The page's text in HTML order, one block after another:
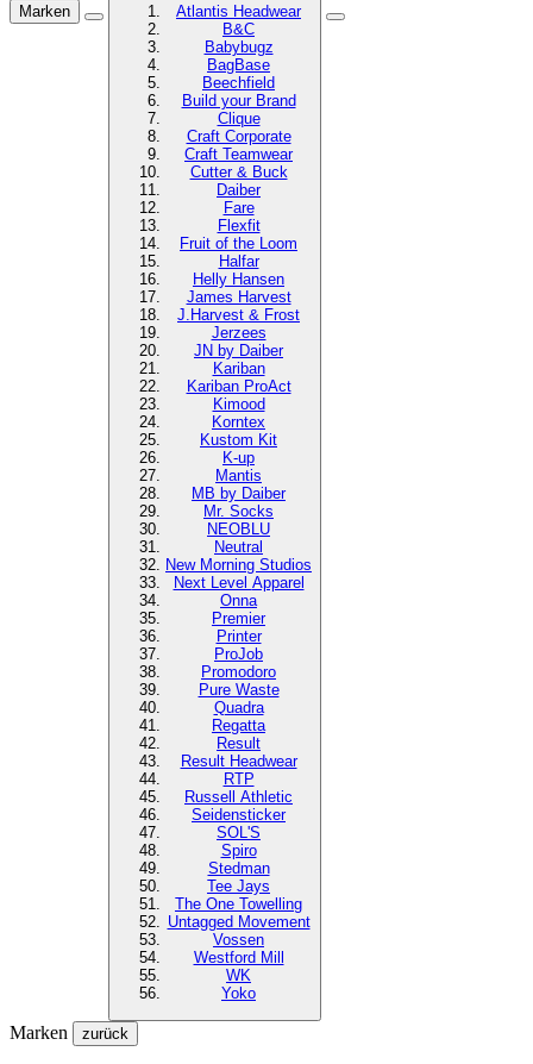
Marken
Atlantis Headwear
B&C
Babybugz
BagBase
Beechfield
Build your Brand
Clique
Craft Corporate
Craft Teamwear
Cutter & Buck
Daiber
Fare
Flexfit
Fruit of the Loom
Halfar
Helly Hansen
James Harvest
J.Harvest & Frost
Jerzees
JN by Daiber
Kariban
Kariban ProAct
Kimood
Korntex
Kustom Kit
K-up
Mantis
MB by Daiber
Mr. Socks
NEOBLU
Neutral
New Morning Studios
Next Level Apparel
Onna
Premier
Printer
ProJob
Promodoro
Pure Waste
Quadra
Regatta
Result
Result Headwear
RTP
Russell Athletic
Seidensticker
SOL'S
Spiro
Stedman
Tee Jays
The One Towelling
Untagged Movement
Vossen
Westford Mill
WK
Yoko
Marken zurück